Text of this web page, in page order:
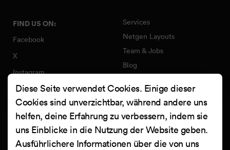
FIND US ON:
Facebook
X
Instagram
LinkedIn
YouTube
Clutch
Services
Netgen Layouts
Team & Jobs
Blog
Netgen Stack für Ibexa/eZ
Platform
Arbeiten
Kontakt
Diese Seite verwendet Cookies. Einige dieser
Cookies sind unverzichtbar, während andere uns
helfen, deine Erfahrung zu verbessern, indem sie
uns Einblicke in die Nutzung der Website geben.
Ausführlichere Informationen über die von uns